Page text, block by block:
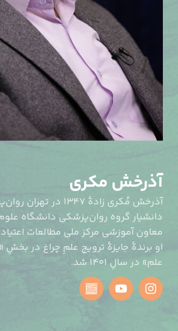
آذرخش مکری
آذرخش مُکری زادهٔ ۱۳۴۷ در
دانشیار گروه روان‌پزشکی دانشگاه
معاون آموزشی مرکز ملی مطالعات
او برندهٔ جایزهٔ ترویجِ علمِ چراغ در
علم» در سالِ ۱۴۰۱ شد.